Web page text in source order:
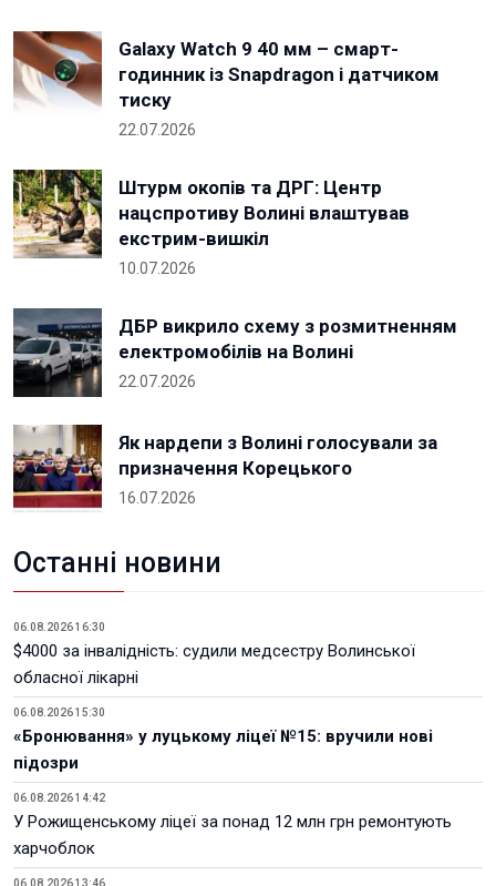
Galaxy Watch 9 40 мм – смарт-
годинник із Snapdragon і датчиком
тиску
22.07.2026
Штурм окопів та ДРГ: Центр
нацспротиву Волині влаштував
екстрим-вишкіл
10.07.2026
ДБР викрило схему з розмитненням
електромобілів на Волині
22.07.2026
Як нардепи з Волині голосували за
призначення Корецького
16.07.2026
Останні новини
06.08.2026 16:30
$4000 за інвалідність: судили медсестру Волинської
обласної лікарні
06.08.2026 15:30
«Бронювання» у луцькому ліцеї №15: вручили нові
підозри
06.08.2026 14:42
У Рожищенському ліцеї за понад 12 млн грн ремонтують
харчоблок
06.08.2026 13:46